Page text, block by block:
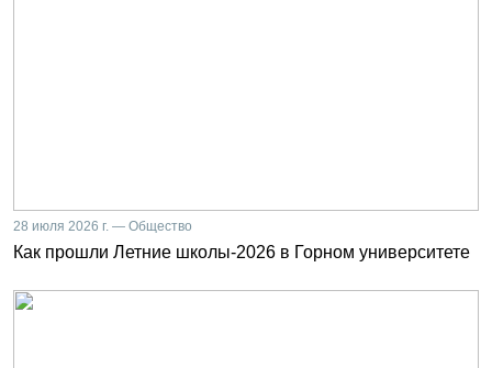
28 июля 2026 г. — Общество
Как прошли Летние школы-2026 в Горном университете